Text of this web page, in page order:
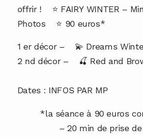
offrir !
⭐️ FAIRY WINTER –
Photos
⭐️ 90 euros*
1 er décor – 💫 Dreams
2 nd décor –
🍒 Red and
Dates : INFOS PAR MP
*la séance à 90 euros
– 20 min de prise